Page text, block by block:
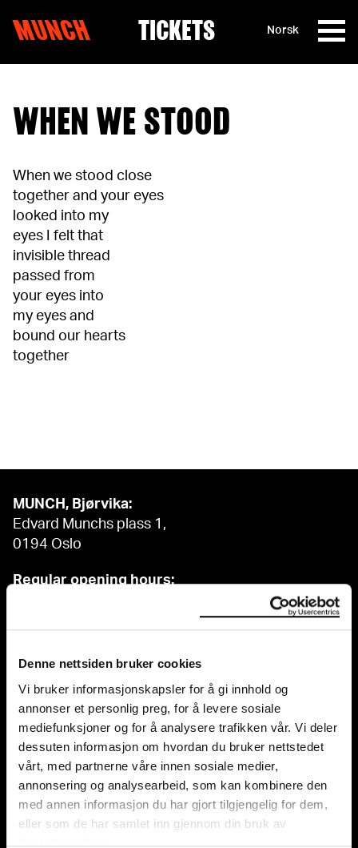
Denne nettsiden bruker cookies
Vi bruker informasjonskapsler for å gi innhold og
annonser et personlig preg, for å levere sosiale
mediefunksjoner og for å analysere trafikken vår. Vi deler
dessuten informasjon om hvordan du bruker nettstedet
vårt, med partnerne våre innen sosiale medier,
annonsering og analysearbeid, som kan kombinere den
med annen informasjon du har gjort tilgjengelig for dem,
eller som de har samlet inn gjennom din bruk av
tjenestene deres.
MUNCH TICKETS Norsk
WHEN WE STOOD
When we stood close
together and your eyes
looked into my
eyes I felt that
invisible thread
passed from
your eyes into
my eyes and
bound our hearts
together
MUNCH, Bjørvika:
Edvard Munchs plass 1,
0194 Oslo
Regular opening hours:
Munchmuseet
Postboks 3304 Sørenga,
0140 Oslo
NORWAY
info@munch.com
Accessibility at MUNCH